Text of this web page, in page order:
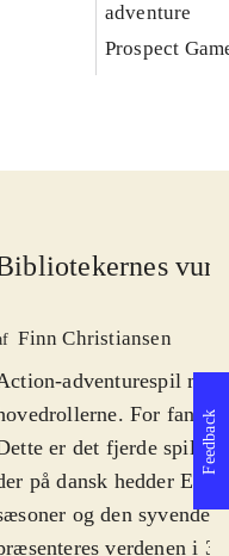
adventure
Prospect
Finn Christiansen
adventurespil
For fans
er det fjerde spil,
på dansk hedder
og den syvende
verdenen i
Feedback